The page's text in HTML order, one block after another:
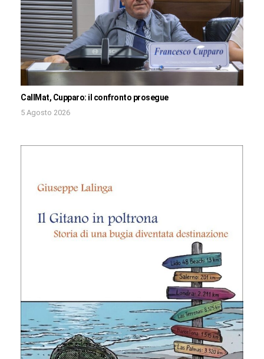
CallMat, Cupparo: il confronto prosegue
5 Agosto 2026